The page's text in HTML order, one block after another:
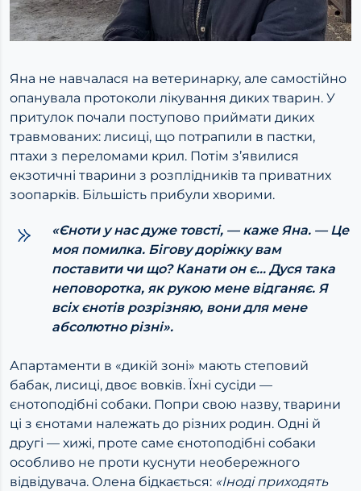
Яна не навчалася на ветеринарку, але самостійно
опанувала протоколи лікування диких тварин. У
притулок почали поступово приймати диких
травмованих: лисиці, що потрапили в пастки,
птахи з переломами крил. Потім з’явилися
екзотичні тварини з розплідників та приватних
зоопарків. Більшість прибули хворими.
«Єноти у нас дуже товсті, — каже Яна. — Це
моя помилка. Бігову доріжку вам
поставити чи що? Канати он є… Дуся така
неповоротка, як рукою мене відганяє. Я
всіх єнотів розрізняю, вони для мене
абсолютно різні».
Апартаменти в «дикій зоні» мають степовий
бабак, лисиці, двоє вовків. Їхні сусіди —
єнотоподібні собаки. Попри свою назву, тварини
ці з єнотами належать до різних родин. Одні й
другі — хижі, проте саме єнотоподібні собаки
особливо не проти куснути необережного
відвідувача. Олена бідкається: «Іноді приходять